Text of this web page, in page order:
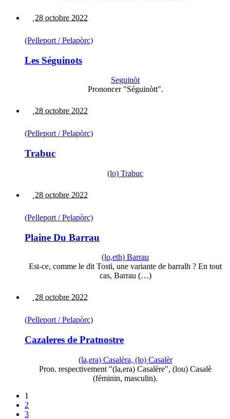
28 octobre 2022
(Pelleport / Pelapòrc)
Les Séguinots
Seguinòt
Prononcer "Séguinòtt".
28 octobre 2022
(Pelleport / Pelapòrc)
Trabuc
(lo) Trabuc
28 octobre 2022
(Pelleport / Pelapòrc)
Plaine Du Barrau
(lo,eth) Barrau
Est-ce, comme le dit Tosti, une variante de barralh ? En tout
cas, Barrau (…)
28 octobre 2022
(Pelleport / Pelapòrc)
Cazaleres de Pratnostre
(la,era) Casalèra, (lo) Casalèr
Pron. respectivement "(la,era) Casalère", (lou) Casalè
(féminin, masculin).
1
2
3